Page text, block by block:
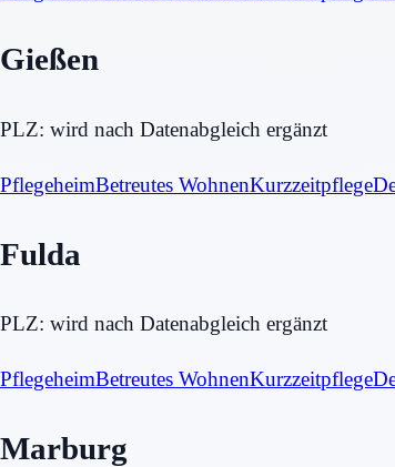
Gießen
PLZ: wird nach Datenabgleich ergänzt
PflegeheimBetreutes WohnenKurzzeitpflege
Fulda
PLZ: wird nach Datenabgleich ergänzt
PflegeheimBetreutes WohnenKurzzeitpflege
Marburg